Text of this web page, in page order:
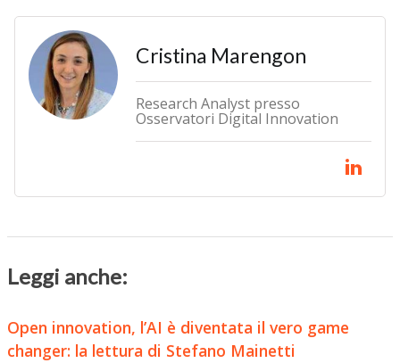
Cristina Marengon
Research Analyst presso
Osservatori Digital Innovation
Leggi anche:
Open innovation, l’AI è diventata il vero game
changer: la lettura di Stefano Mainetti